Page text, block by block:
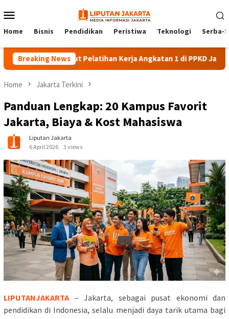
to
Menu
Home Bisnis Pendidikan Peristiwa Teknologi Serba-
Breaking News
Ikut Pelatihan Kerja Angkatan 1 di PPKD Jaksel
Home Jakarta Terkini
Panduan Lengkap: 20 Kampus Favorit
Jakarta, Biaya & Kost Mahasiswa
Liputan Jakarta
6 April 2026
3 views
LIPUTANJAKARTA– Jakarta, sebagai pusat ekonomi dan
pendidikan di Indonesia, selalu menjadi daya tarik utama bagi